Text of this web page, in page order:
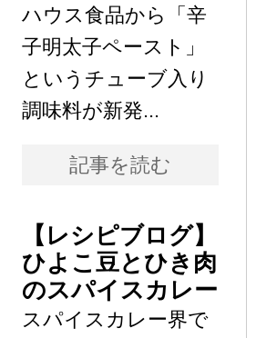
ハウス食品から「辛
子明太子ペースト」
というチューブ入り
調味料が新発...
記事を読む
【レシピブログ】
ひよこ豆とひき肉
のスパイスカレー
スパイスカレー界で